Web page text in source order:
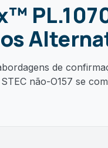
de
não-O157 se